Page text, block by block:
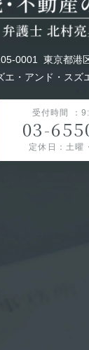
0001 東京都港
エ・アンド・スズ
受付時間 ：
03-
定休日：土曜